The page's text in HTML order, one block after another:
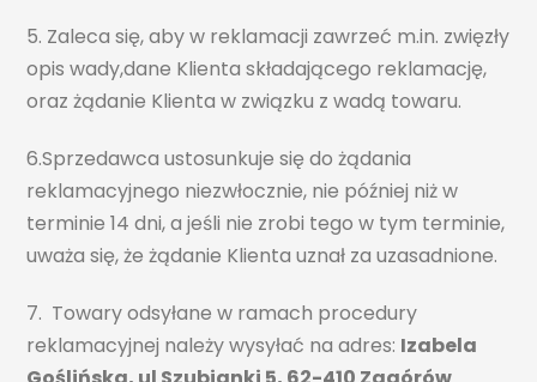
5. Zaleca się, aby w reklamacji zawrzeć m.in. zwięzły
opis wady,dane Klienta składającego reklamację,
oraz żądanie Klienta w związku z wadą towaru.
6.Sprzedawca ustosunkuje się do żądania
reklamacyjnego niezwłocznie, nie później niż w
terminie 14 dni, a jeśli nie zrobi tego w tym terminie,
uważa się, że żądanie Klienta uznał za uzasadnione.
7. Towary odsyłane w ramach procedury
reklamacyjnej należy wysyłać na adres: Izabela